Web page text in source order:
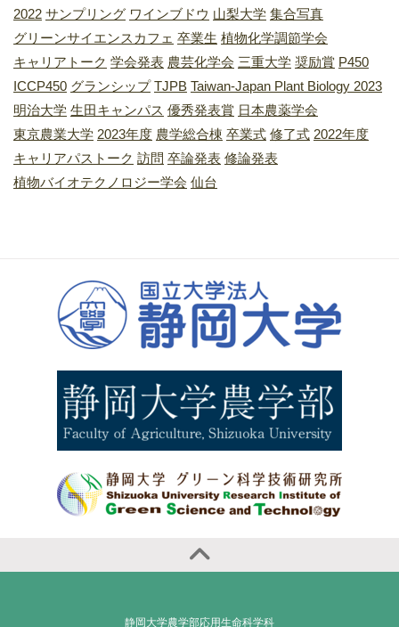
2022 サンプリング ワインブドウ 山梨大学 集合写真
グリーンサイエンスカフェ 卒業生 植物化学調節学会
キャリアトーク 学会発表 農芸化学会 三重大学 奨励賞 P450
ICCP450 グランシップ TJPB Taiwan-Japan Plant Biology 2023
明治大学 生田キャンパス 優秀発表賞 日本農薬学会
東京農業大学 2023年度 農学総合棟 卒業式 修了式 2022年度
キャリアパストーク 訪問 卒論発表 修論発表
植物バイオテクノロジー学会 仙台
静岡大学農学部応用生命科学科